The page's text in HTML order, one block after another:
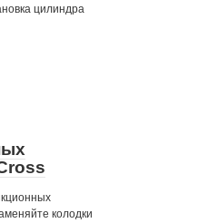
цилиндра
колодки